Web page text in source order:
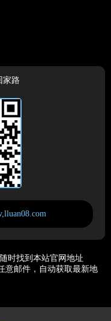
家路
时找到本站官网地址
意邮件，自动获取最新地